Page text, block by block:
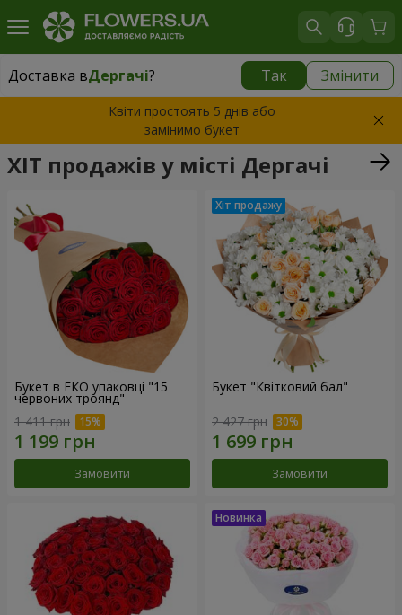
Доставка вДергачі? Так Змінити
Доставка вДергачі|
Квіти простоять 5 днів або
замінимо букет
ХІТ продажів у місті Дергачі
Букет в ЕКО упаковці "15
червоних троянд"
1 411 грн
Замовити
Букет "Квітковий бал"
2 427 грн
Замовити